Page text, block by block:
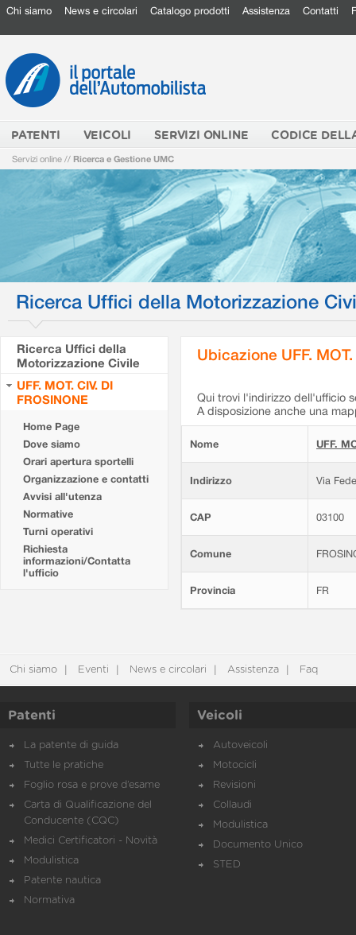
Chi siamo News e circolari Catalogo prodotti Assistenza Contatti
PATENTI VEICOLI SERVIZI ONLINE CODICE
Servizi online // Ricerca e Gestione UMC
Ricerca Uffici della Motorizzazione
Ricerca Uffici della
Motorizzazione Civile
UFF. MOT. CIV. DI
FROSINONE
Home Page
Dove siamo
Orari apertura sportelli
Organizzazione e contatti
Avvisi all'utenza
Normative
Turni operativi
Richiesta
informazioni/Contatta
l'ufficio
Ubicazione UFF.
Qui trovi l'indirizzo dell'ufficio
A disposizione anche una
Nome UFF.
Indirizzo Via
CAP 03100
Comune
Provincia FR
Chi siamo Eventi News e circolari Assistenza Faq
Patenti
La patente di guida
Tutte le pratiche
Foglio rosa e prove d’esame
Carta di Qualificazione del
Conducente (CQC)
Medici Certificatori - Novità
Modulistica
Patente nautica
Normativa
Veicoli
Autoveicoli
Motocicli
Revisioni
Collaudi
Modulistica
Documento Unico
STED